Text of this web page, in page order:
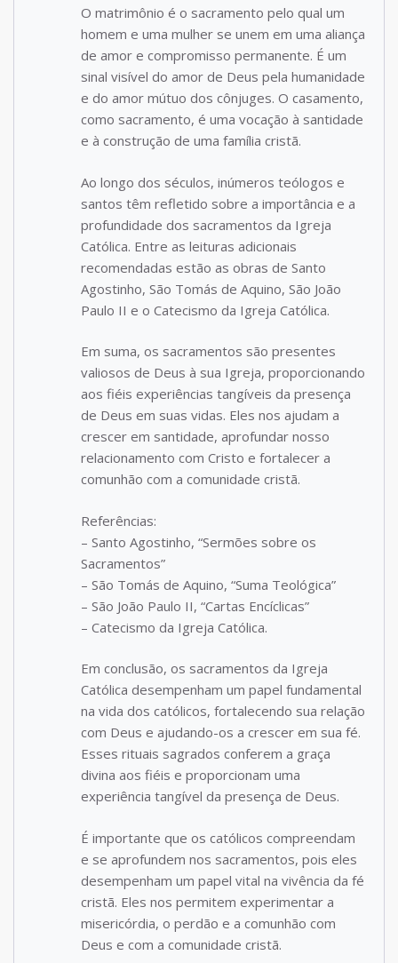
O matrimônio é o sacramento pelo qual um
homem e uma mulher se unem em uma aliança
de amor e compromisso permanente. É um
sinal visível do amor de Deus pela humanidade
e do amor mútuo dos cônjuges. O casamento,
como sacramento, é uma vocação à santidade
e à construção de uma família cristã.
Ao longo dos séculos, inúmeros teólogos e
santos têm refletido sobre a importância e a
profundidade dos sacramentos da Igreja
Católica. Entre as leituras adicionais
recomendadas estão as obras de Santo
Agostinho, São Tomás de Aquino, São João
Paulo II e o Catecismo da Igreja Católica.
Em suma, os sacramentos são presentes
valiosos de Deus à sua Igreja, proporcionando
aos fiéis experiências tangíveis da presença
de Deus em suas vidas. Eles nos ajudam a
crescer em santidade, aprofundar nosso
relacionamento com Cristo e fortalecer a
comunhão com a comunidade cristã.
Referências:
– Santo Agostinho, “Sermões sobre os
Sacramentos”
– São Tomás de Aquino, “Suma Teológica”
– São João Paulo II, “Cartas Encíclicas”
– Catecismo da Igreja Católica.
Em conclusão, os sacramentos da Igreja
Católica desempenham um papel fundamental
na vida dos católicos, fortalecendo sua relação
com Deus e ajudando-os a crescer em sua fé.
Esses rituais sagrados conferem a graça
divina aos fiéis e proporcionam uma
experiência tangível da presença de Deus.
É importante que os católicos compreendam
e se aprofundem nos sacramentos, pois eles
desempenham um papel vital na vivência da fé
cristã. Eles nos permitem experimentar a
misericórdia, o perdão e a comunhão com
Deus e com a comunidade cristã.